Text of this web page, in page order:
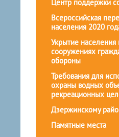
Центр поддержки
Всероссийская
населения 2020
Укрытие
сооружениях
обороны
Требования для
охраны водных
рекреационных
Дзержинскому
Памятные места